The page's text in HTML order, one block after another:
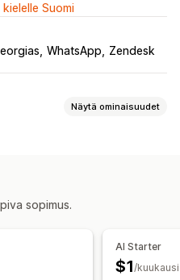
Suomi
WhatsApp Zendesk
Näytä ominaisuudet
seuranta
sopimus.
AI Starter
$1/kuukausi